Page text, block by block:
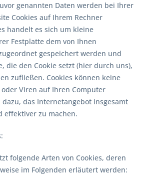
genannten Daten werden bei Ihrer
Cookies auf Ihrem Rechner
handelt es sich um kleine
Festplatte dem von Ihnen
gespeichert werden und
die den Cookie setzt (hier durch uns),
zufließen. Cookies können keine
Viren auf Ihren Computer
das Internetangebot insgesamt
zu machen.
folgende Arten von Cookies, deren
im Folgenden erläutert werden: